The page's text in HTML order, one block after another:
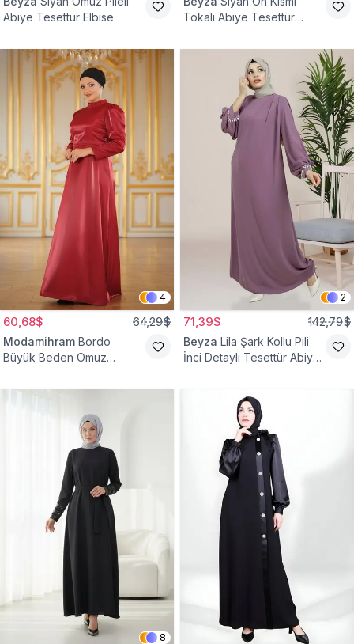
Abiye Tesettür Elbise
Tokalı Abiye Tesettür
4
60,68$ 64,29$
Modamihram Bordo
Büyük Beden Omuz
2
71,39$ 142,79$
Beyza Lila Şark Kollu Pili
İnci Detaylı Tesettür Abiye
8